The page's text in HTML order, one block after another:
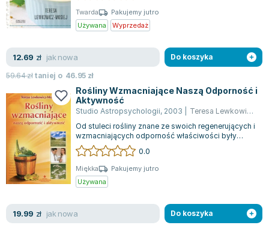
Michel Moran
Maciej Orłoś
Katarzyna Miller
Antoine de Saint Exupery
Mark Twain
Marcin Meller
Paulina Młynarska
ks. Piotr Pawlukiewicz
Jarosław Sokołowski
Piotr Latocha
Piotr Semka
Twarda
Pakujemy jutro
Używana
Wyprzedaż
12.69 zł jak nowa
59.64złtaniej o 46.95 zł
Do koszyka
Rośliny Wzmacniające Naszą Odporność i
Aktywność
Studio Astropsychologii, 2003
Teresa Lewkowicz-Mosiej
Od stuleci rośliny znane ze swoich regenerujących i
wzmacniających odporność właściwości były
istotnym elementem tradycyjnej medyc...
0.0
Miękka
Pakujemy jutro
Używana
19.99 zł jak nowa Do koszyka